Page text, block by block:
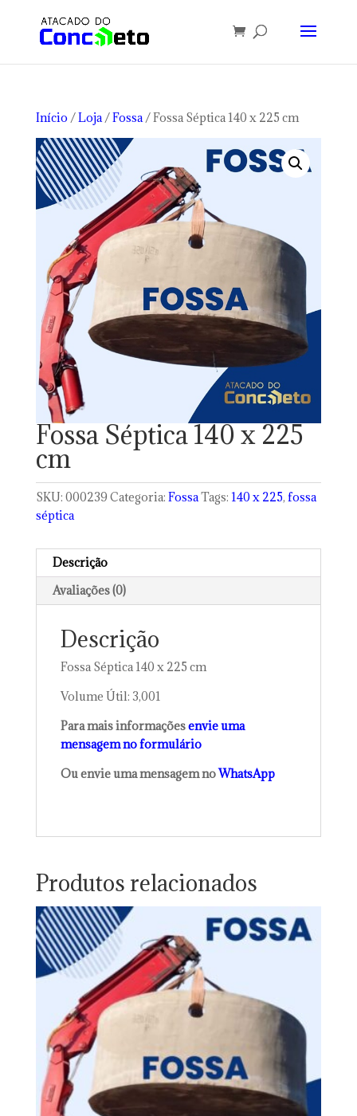
Início /Loja/Fossa/ Fossa Séptica 140 x 225 cm
Fossa Séptica 140 x 225
cm
SKU: 000239 Categoria: FossaTags: 140 x 225, fossa
séptica
Descrição
Avaliações (0)
Descrição
Fossa Séptica 140 x 225 cm
Volume Útil: 3,001
Para mais informaçõesenvie uma
mensagem no formulário
Ou envie uma mensagem noWhatsApp
Produtos relacionados